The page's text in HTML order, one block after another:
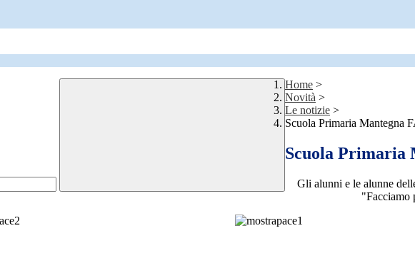
Home >
Novità >
Le notizie >
Scuola Primaria Mantegna
Scuola Primaria
Gli alunni e le alunne
"Facciamo